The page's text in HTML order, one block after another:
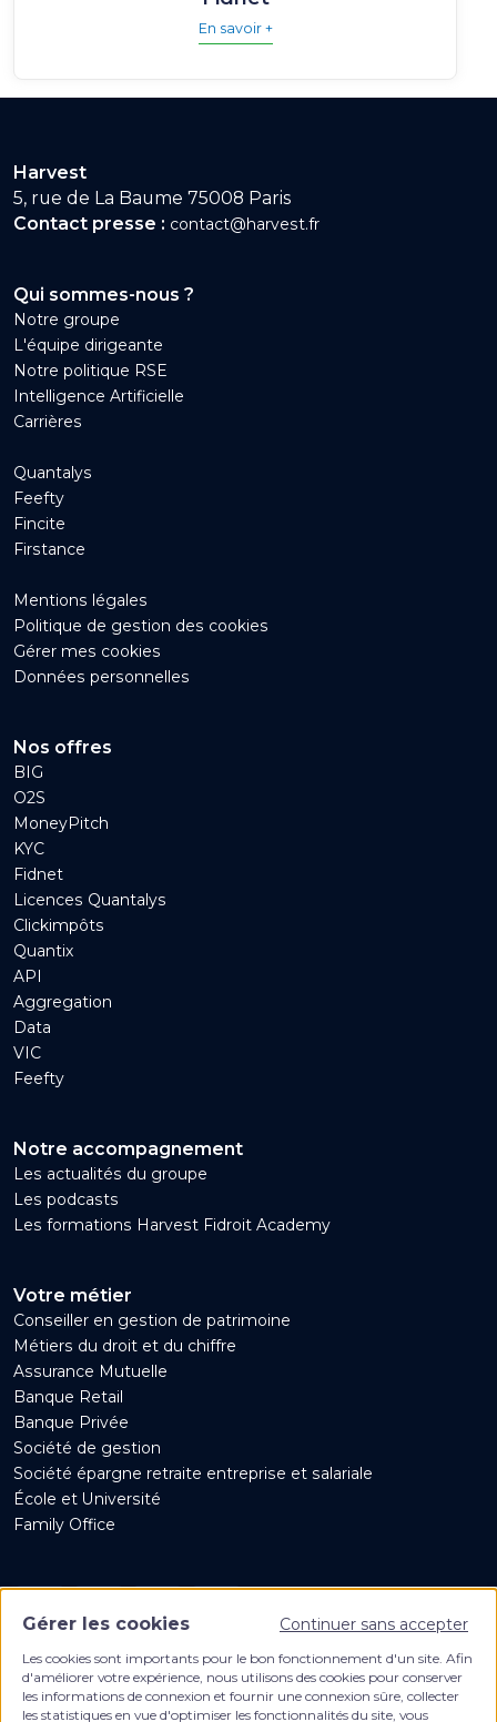
En savoir +
Harvest
5, rue de La Baume 75008 Paris
Contact presse : contact@harvest.fr
Qui sommes-nous ?
Notre groupe
L'équipe dirigeante
Notre politique RSE
Intelligence Artificielle
Carrières
Quantalys
Feefty
Fincite
Firstance
Mentions légales
Politique de gestion des cookies
Gérer mes cookies
Données personnelles
Nos offres
BIG
O2S
MoneyPitch
KYC
Fidnet
Licences Quantalys
Clickimpôts
Quantix
API
Aggregation
Data
VIC
Feefty
Notre accompagnement
Les actualités du groupe
Les podcasts
Les formations Harvest Fidroit Academy
Votre métier
Conseiller en gestion de patrimoine
Métiers du droit et du chiffre
Assurance Mutuelle
Banque Retail
Banque Privée
Société de gestion
Société épargne retraite entreprise et salariale
École et Université
Family Office
Créateur de solutions digitales pour les
Gérer les cookies Continuer sans accepter
Les cookies sont importants pour le bon fonctionnement d'un site. Afin
d'améliorer votre expérience, nous utilisons des cookies pour conserver
les informations de connexion et fournir une connexion sûre, collecter
les statistiques en vue d'optimiser les fonctionnalités du site, vous